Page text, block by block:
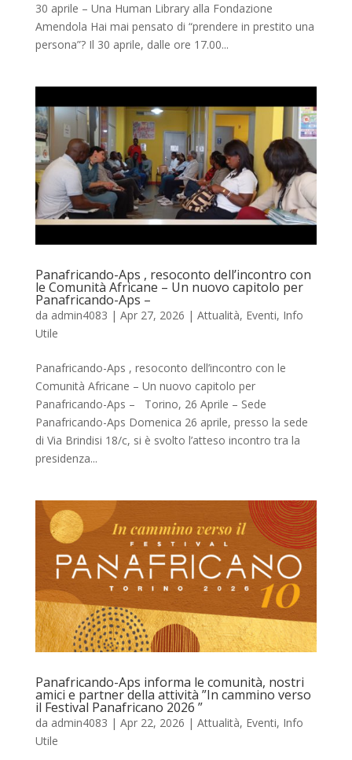
30 aprile – Una Human Library alla Fondazione
Amendola Hai mai pensato di “prendere in prestito una
persona”? Il 30 aprile, dalle ore 17.00...
Panafricando-Aps , resoconto dell’incontro con
le Comunità Africane – Un nuovo capitolo per
Panafricando-Aps –
da admin4083 | Apr 27, 2026 | Attualità, Eventi, Info
Utile
Panafricando-Aps , resoconto dell’incontro con le
Comunità Africane – Un nuovo capitolo per
Panafricando-Aps – Torino, 26 Aprile – Sede
Panafricando-Aps Domenica 26 aprile, presso la sede
di Via Brindisi 18/c, si è svolto l’atteso incontro tra la
presidenza...
Panafricando-Aps informa le comunità, nostri
amici e partner della attività ”In cammino verso
il Festival Panafricano 2026 ”
da admin4083 | Apr 22, 2026 | Attualità, Eventi, Info
Utile